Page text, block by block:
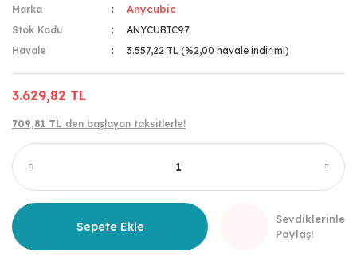
Marka Anycubic
Stok Kodu
ANYCUBIC97
Havale
3.557,22 TL (%2,00 havale indirimi)
3.629,82 TL
709,81 TL den başlayan taksitlerle!
Sepete Ekle
Sevdiklerinle
Paylaş!